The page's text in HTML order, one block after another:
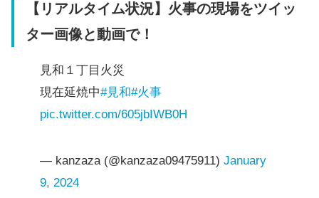
【リアルタイム状況】火事の現場をツイッ
ター画像と動画で！
見和１丁目火災
現在延焼中#見和#火事
pic.twitter.com/605jbIWB0H
— kanzaza (@kanzaza09475911) January
9, 2024